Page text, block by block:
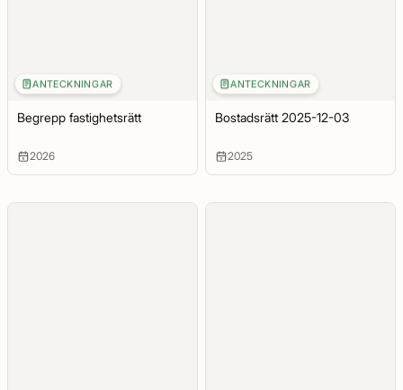
ANTECKNINGAR
Begrepp fastighetsrätt
2026
ANTECKNINGAR
Bostadsrätt 2025-12-03
2025